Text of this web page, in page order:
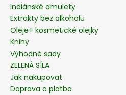
Indiánské amulety
Extrakty bez alkoholu
Oleje+ kosmetické olejky
Knihy
Výhodné sady
ZELENÁ SÍLA
Jak nakupovat
Doprava a platba